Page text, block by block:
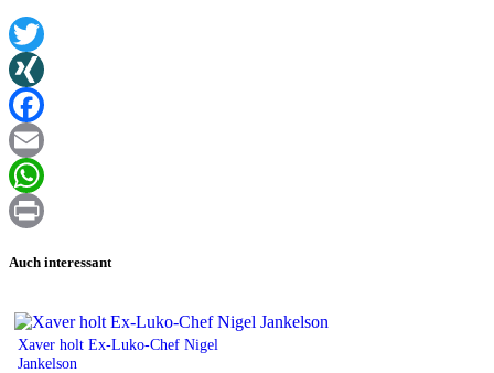
Twitter
XING
Facebook
Email
WhatsApp
Auch interessant
Xaver holt Ex-Luko-Chef Nigel
Jankelson